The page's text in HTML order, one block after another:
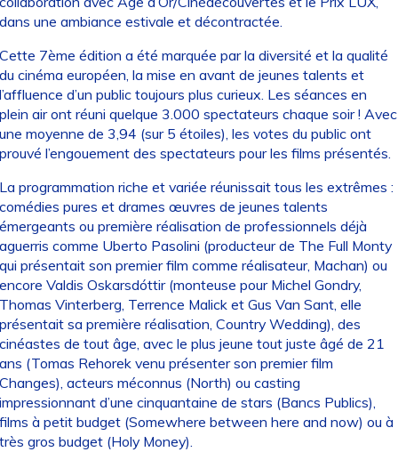
une ambiance estivale et décontractée.
7ème édition a été marquée par la diversité et la qualité
cinéma européen, la mise en avant de jeunes talents et
d’un public toujours plus curieux. Les séances en
air ont réuni quelque 3.000 spectateurs chaque soir ! Avec
moyenne de 3,94 (sur 5 étoiles), les votes du public ont
l’engouement des spectateurs pour les films présentés.
programmation riche et variée réunissait tous les extrêmes :
pures et drames œuvres de jeunes talents
ou première réalisation de professionnels déjà
comme Uberto Pasolini (producteur de The Full Monty
présentait son premier film comme réalisateur, Machan) ou
Valdis Oskarsdóttir (monteuse pour Michel Gondry,
Vinterberg, Terrence Malick et Gus Van Sant, elle
sa première réalisation, Country Wedding), des
de tout âge, avec le plus jeune tout juste âgé de 21
(Tomas Rehorek venu présenter son premier film
acteurs méconnus (North) ou casting
d’une cinquantaine de stars (Bancs Publics),
à petit budget (Somewhere between here and now) ou à
gros budget (Holy Money).